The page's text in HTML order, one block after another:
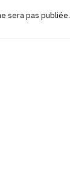
sera pas publiée.